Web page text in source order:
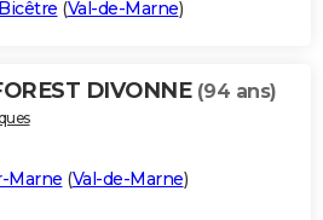
(Val-de-Marne)
DIVONNE (94 ans)
Marne (Val-de-Marne)